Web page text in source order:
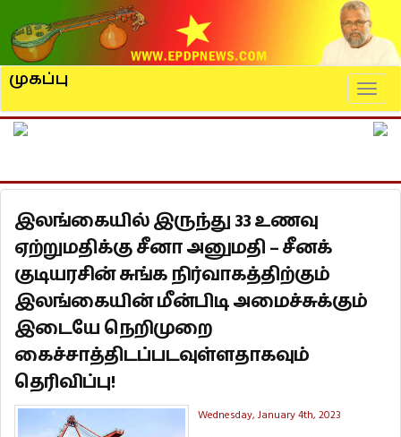
முகப்பு
இலங்கையில் இருந்து 33 உணவு
ஏற்றுமதிக்கு சீனா அனுமதி – சீனக்
குடியரசின் சுங்க நிர்வாகத்திற்கும்
இலங்கையின் மீன்பிடி அமைச்சுக்கும்
இடையே நெறிமுறை
கைச்சாத்திடப்படவுள்ளதாகவும்
தெரிவிப்பு!
Wednesday, January 4th, 2023